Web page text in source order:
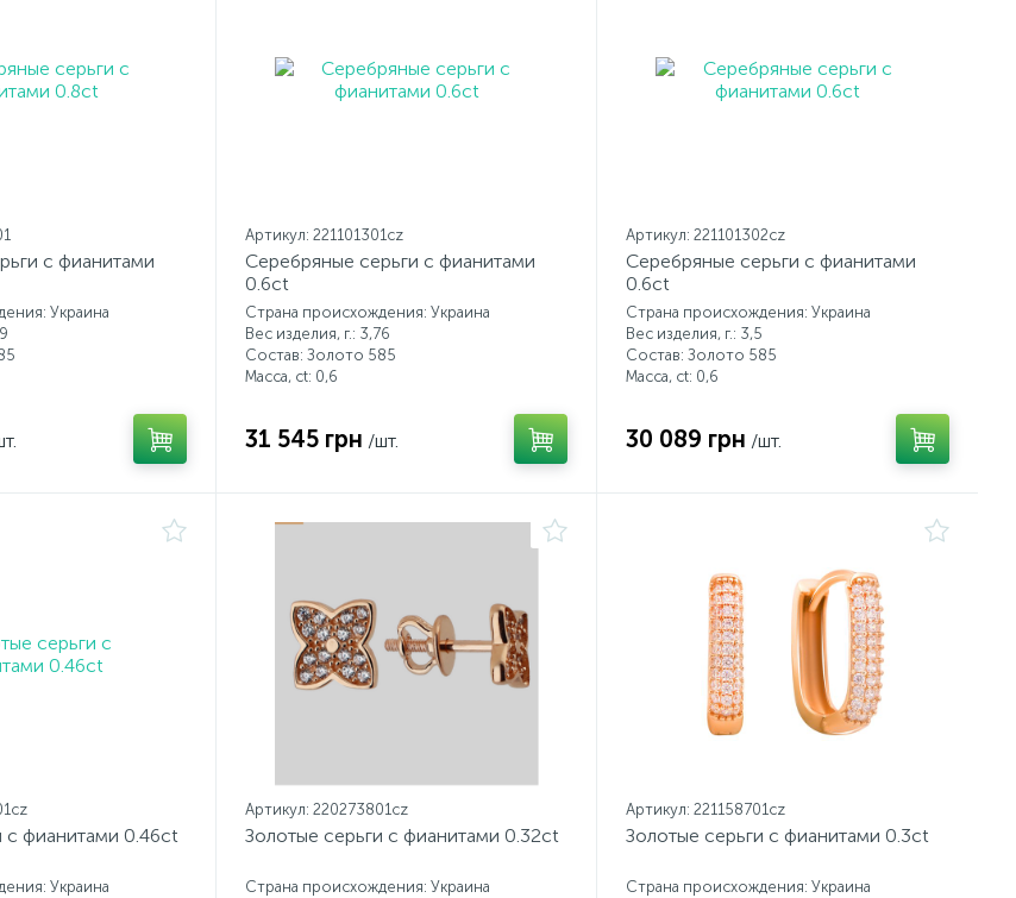
с фианитами
Украина
Артикул: 221101301cz
Серебряные серьги с фианитами
0.6ct
Страна происхождения: Украина
Вес изделия, г.: 3,76
Состав: Золото 585
Масса, ct: 0,6
31 545 грн /шт.
Артикул: 221101302cz
Серебряные серьги с фианитами
0.6ct
Страна происхождения: Украина
Вес изделия, г.: 3,5
Состав: Золото 585
Масса, ct: 0,6
30 089 грн /шт.
с фианитами 0.46ct
Украина
Артикул: 220273801cz
Золотые серьги с фианитами 0.32ct
Страна происхождения: Украина
Артикул: 221158701cz
Золотые серьги с фианитами 0.3ct
Страна происхождения: Украина